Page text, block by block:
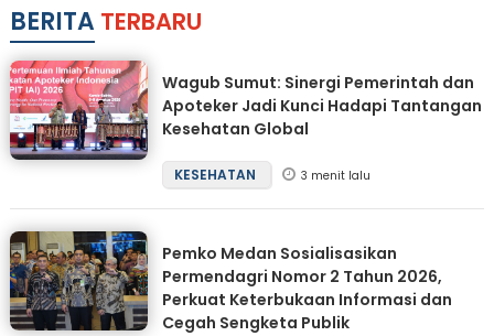
BERITA TERBARU
Wagub Sumut: Sinergi Pemerintah dan
Apoteker Jadi Kunci Hadapi Tantangan
Kesehatan Global
KESEHATAN 3 menit lalu
Pemko Medan Sosialisasikan
Permendagri Nomor 2 Tahun 2026,
Perkuat Keterbukaan Informasi dan
Cegah Sengketa Publik